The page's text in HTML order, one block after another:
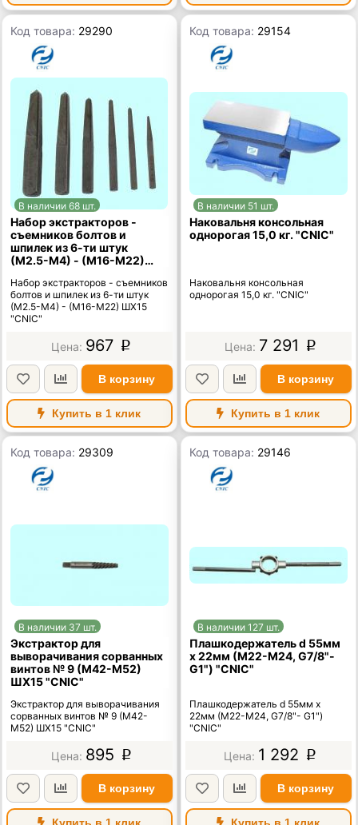
Код товара: 29290
В наличии 68 шт.
Набор экстракторов -
съемников болтов и
шпилек из 6-ти штук
(М2.5-М4) - (М16-М22)
Набор экстракторов - съемников
болтов и шпилек из 6-ти штук
(М2.5-М4) - (М16-М22) ШХ15
"CNIC"
967 p
В корзину
Купить в 1 клик
Код товара: 29154
В наличии 51 шт.
Наковальня консольная
однорогая 15,0 кг. "CNIC"
Наковальня консольная
однорогая 15,0 кг. "CNIC"
7 291 p
В корзину
Купить в 1 клик
Код товара: 29309
В наличии 37 шт.
Экстрактор для
выворачивания сорванных
винтов № 9 (М42-М52)
ШХ15 "CNIC"
Экстрактор для выворачивания
сорванных винтов № 9 (М42-
М52) ШХ15 "CNIC"
895 p
В корзину
Код товара: 29146
В наличии 127 шт.
Плашкодержатель d 55мм
х 22мм (М22-М24, G7/8"-
G1") "CNIC"
Плашкодержатель d 55мм х
22мм (М22-М24, G7/8"- G1")
"CNIC"
1 292 p
В корзину